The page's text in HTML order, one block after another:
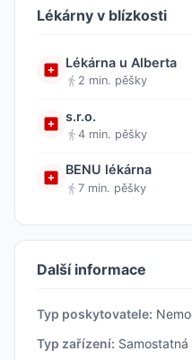
Lékárny v blízkosti
Lékárna u Alberta
2 min. pěšky
s.r.o.
4 min. pěšky
BENU lékárna
7 min. pěšky
Další informace
Typ poskytovatele:
Typ zařízení: